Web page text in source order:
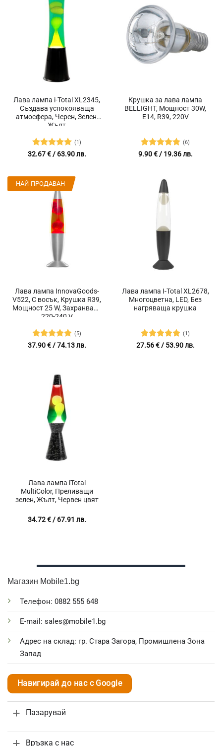
Лава лампа i-Total XL2345,
Създава успокояваща
атмосфера, Черен, Зелен,
Жълт
Оценено с
(1)
32.67€/ 63.90 лв.
Крушка за лава лампа
BELLIGHT, Мощност 30W,
E14, R39, 220V
Оценено с
(6)
9.90€/ 19.36 лв.
Лава лампа InnovaGoods-
V522, С восък, Крушка R39,
Мощност 25 W, Захранване
220-240 V
Оценено с
(5)
37.90€/ 74.13 лв.
НАЙ-ПРОДАВАН
Лава лампа I-Total XL2678,
Многоцветна, LED, Без
нагряваща крушка
Оценено с
(1)
27.56€/ 53.90 лв.
Лава лампа iTotal
MultiColor, Преливащи
зелен, Жълт, Червен цвят
34.72€/ 67.91 лв.
Магазин Mobile1.bg
Телефон: 0882 555 648
E-mail: sales@mobile1.bg
Адрес на склад: гр. Стара Загора, Промишлена Зона
Запад
Навигирай до нас с Google
Пазарувай
Връзка с нас